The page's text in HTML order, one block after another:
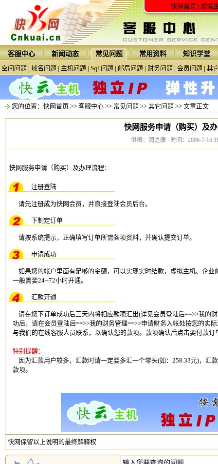
快网首页| 虚拟
客服中心 新闻动态 常见问题 常用资料
知识学堂
空间问题 | 域名问题 | 主机问题 | Sql 问题 | 邮局问题 | 财务问题 | 会员问题 | 其
您的位置： 快网首页 >> 客服中心 >> 常见问题 >> 其它问题 >> 文章正文
快网服务申请（购买）及
供稿：润之康 时间：2006-7-16
快网服务申请（购买）及办理流程：
注册登陆
请先注册成为快网会员，并直接登陆会员后台。
下制定订单
请按系统提示，正确填写订单所需各项资料，并确认提交订单。
申请成功
如果您的帐户里面有足够的金额，可以实现实时结款， 虚拟主机、 企业
一般需要24--72小时开通。
汇款开通
请在您下订单成功后三天内将相应款项汇出(详见会员登陆后==>>我的
功后，请在会员登陆后==>>我的财务管理==>>申请财务入帐处按您的实
与我们的在线客服人员联系，以确认您的款项。款项确认后点击要付款订
特别提醒：
因为汇款用户较多，汇款时请一定要多汇一个零头(如：258.33元)，汇
款项。
快网保留以上说明的最终解释权